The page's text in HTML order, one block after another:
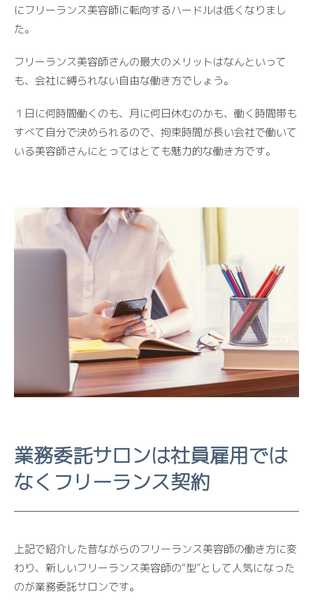
にフリーランス美容師に転向するハードルは低くなりまし
た。
フリーランス美容師さんの最大のメリットはなんといって
も、会社に縛られない自由な働き方でしょう。
１日に何時間働くのも、月に何日休むのかも、働く時間帯も
すべて自分で決められるので、拘束時間が長い会社で働いて
いる美容師さんにとってはとても魅力的な働き方です。
業務委託サロンは社員雇用では
なくフリーランス契約
上記で紹介した昔ながらのフリーランス美容師の働き方に変
わり、新しいフリーランス美容師の“型”として人気になった
のが業務委託サロンです。